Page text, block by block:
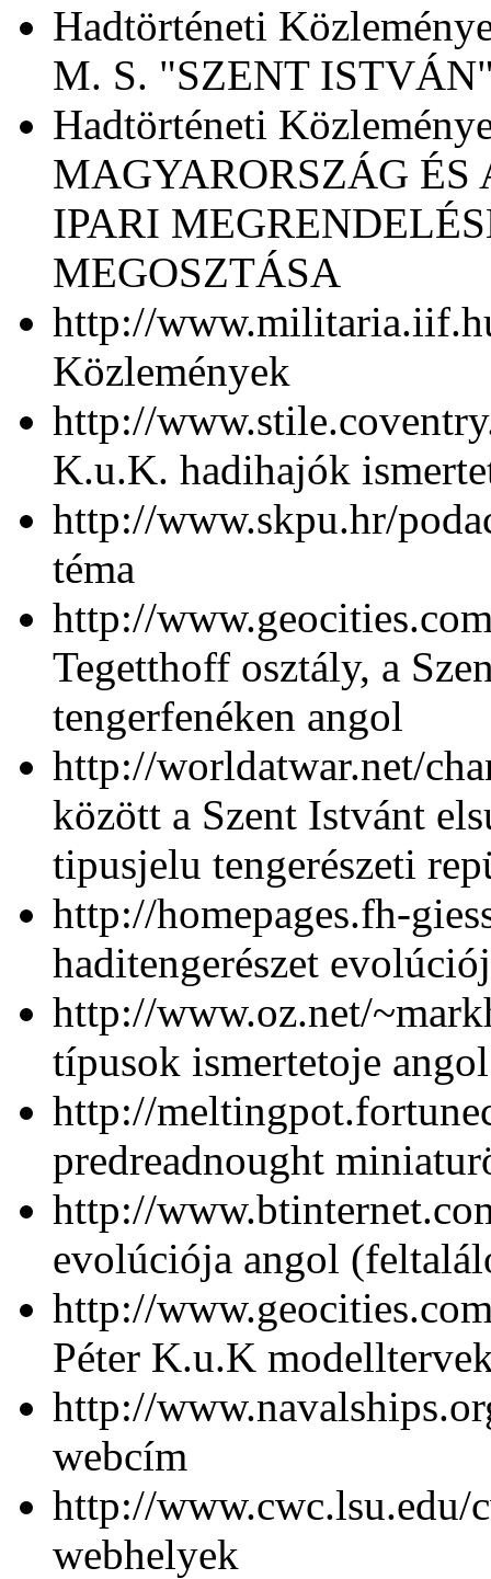
Hadtörténeti
M. S. "SZENT
Hadtörténeti
MAGYARORSZÁG ÉS
IPARI
MEGOSZTÁSA
http://
Közlemények
http://
K.u.K. hadihajók
http://www.skpu.hr/
téma
http://
Tegetthoff osztály, a
tengerfenéken angol
http://worldatwar.net/
között a Szent Istvánt
tipusjelu tengerészeti
http://homepages.fh-
haditengerészet
http://www.oz.net/
típusok ismertetoje angol
http://
predreadnought
http://
evolúciója angol
http://
Péter K.u.K
http://
webcím
http://
webhelyek